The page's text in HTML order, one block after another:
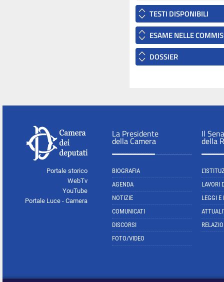
TESTI DISPONIBILI
ESAME NELLE
DOSSIER
Portale storico
WebTv
YouTube
Portale Luce - Camera
La Presidente
della Camera
BIOGRAFIA
AGENDA
NOTIZIE
COMUNICATI
DISCORSI
FOTO/VIDEO
Il
della
LAVORI
LEGGI E